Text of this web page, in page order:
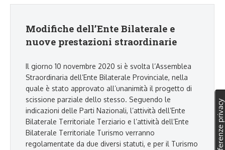
Modifiche dell’Ente Bilaterale e
nuove prestazioni straordinarie
Il giorno 10 novembre 2020 si è svolta l’Assemblea
Straordinaria dell’Ente Bilaterale Provinciale, nella
quale è stato approvato all’unanimità il progetto di
scissione parziale dello stesso. Seguendo le
indicazioni delle Parti Nazionali, l’attività dell’Ente
Bilaterale Territoriale Terziario e l’attività dell’Ente
Bilaterale Territoriale Turismo verranno
regolamentate da due diversi statuti, e per il Turismo